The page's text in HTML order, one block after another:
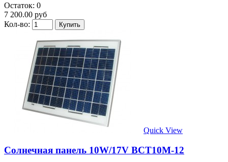
Остаток: 0
7 200.00 руб
Кол-во:
Quick View
Солнечная панель 10W/17V BCT10M-12